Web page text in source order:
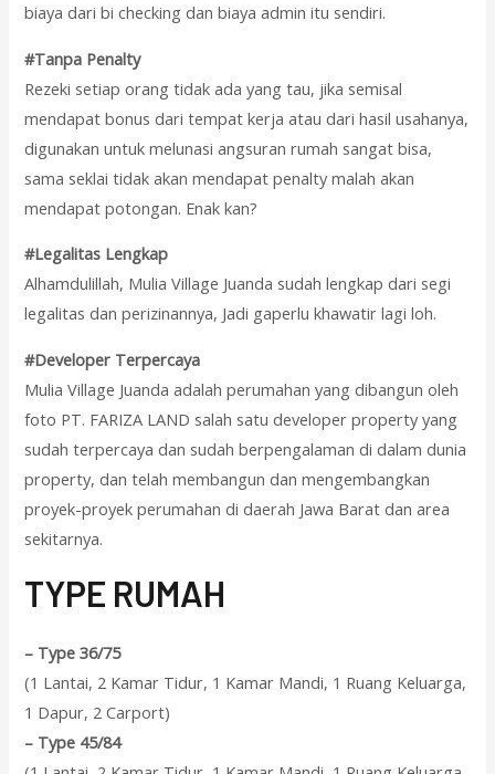
biaya dari bi checking dan biaya admin itu sendiri.
#Tanpa Penalty
Rezeki setiap orang tidak ada yang tau, jika semisal
mendapat bonus dari tempat kerja atau dari hasil usahanya,
digunakan untuk melunasi angsuran rumah sangat bisa,
sama seklai tidak akan mendapat penalty malah akan
mendapat potongan. Enak kan?
#Legalitas Lengkap
Alhamdulillah, Mulia Village Juanda sudah lengkap dari segi
legalitas dan perizinannya, Jadi gaperlu khawatir lagi loh.
#Developer Terpercaya
Mulia Village Juanda adalah perumahan yang dibangun oleh
foto PT. FARIZA LAND salah satu developer property yang
sudah terpercaya dan sudah berpengalaman di dalam dunia
property, dan telah membangun dan mengembangkan
proyek-proyek perumahan di daerah Jawa Barat dan area
sekitarnya.
TYPE RUMAH
– Type 36/75
(1 Lantai, 2 Kamar Tidur, 1 Kamar Mandi, 1 Ruang Keluarga,
1 Dapur, 2 Carport)
– Type 45/84